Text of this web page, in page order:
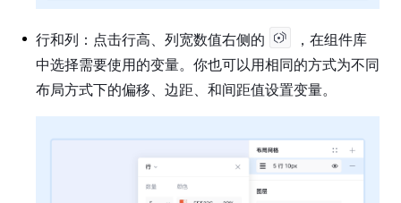
行和列：点击行高、列宽数值右侧的
，在组件库
中选择需要使用的变量。你也可以用相同的方式为不同
布局方式下的偏移、边距、和间距值设置变量。